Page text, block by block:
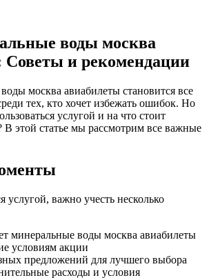
воды москва
Советы и рекомендации
тех, кто хочет избежать ошибок. Но
услугой и на что стоит
В этой статье мы рассмотрим все важные
услугой, важно учесть несколько
минеральные воды москва авиабилеты
условиям акции
предложений для лучшего выбора
расходы и условия